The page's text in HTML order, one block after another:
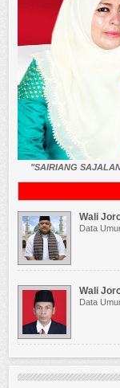
"SAIRIANG
Wali
Data
Wali
Data